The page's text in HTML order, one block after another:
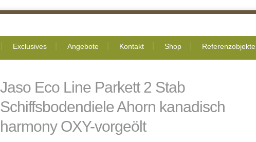
Exclusives Angebote Kontakt Shop Referenzobjekte
Jaso Eco Line Parkett 2 Stab
Schiffsbodendiele Ahorn kanadisch
harmony OXY-vorgeölt